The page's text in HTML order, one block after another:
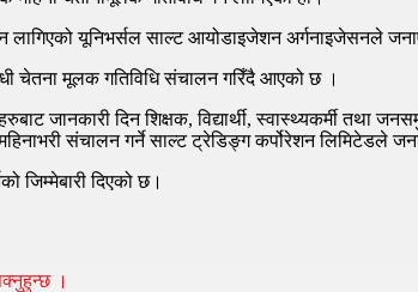
यूनिभर्सल साल्ट आयोडाइजेशन अर्गनाइजेसनले
चेतना मूलक गतिविधि संचालन गरिँदै आएको छ ।
जानकारी दिन शिक्षक, विद्यार्थी, स्वास्थ्यकर्मी तथा
संचालन गर्ने साल्ट ट्रेडिङ्ग कर्पोरेशन लिमिटेडले
जिम्मेबारी दिएको छ।
।